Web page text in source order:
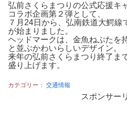
弘前さくらまつりの公式応援キ
コラボ企画第２弾として、
７月24日から、弘南鉄道大鰐線
が始まりました。
ヘッドマークは、金魚ねぷたを
と並ぶかわいらしいデザイン。
来年の弘前さくらまつり終了ま
盛り上げます。
カテゴリー： 交通情報
スポンサー